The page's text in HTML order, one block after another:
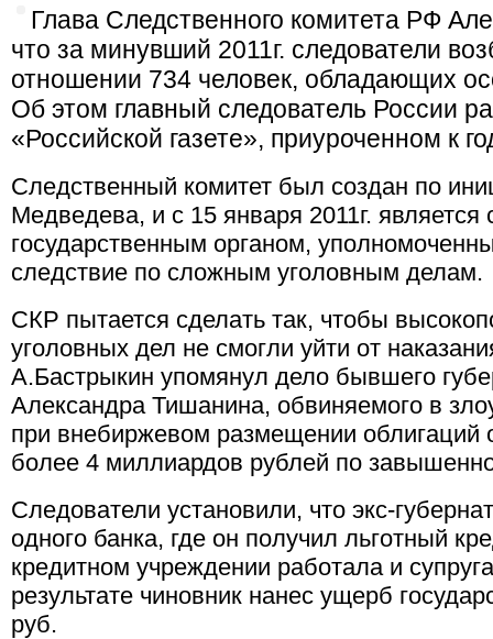
Глава Следственного комитета РФ
что за минувший 2011г. следователи
отношении 734 человек, обладающих
Об этом главный следователь России
«Российской газете», приуроченном к
Следственный комитет был создан по
Медведева, и с 15 января 2011г.
государственным органом,
следствие по сложным уголовным делам.
СКР пытается сделать так, чтобы
уголовных дел не смогли уйти от
А.Бастрыкин упомянул дело бывшего
Александра Тишанина, обвиняемого в
при внебиржевом размещении облигаций
более 4 миллиардов рублей по
Следователи установили, что экс-
одного банка, где он получил льготный
кредитном учреждении работала и
результате чиновник нанес ущерб
руб.